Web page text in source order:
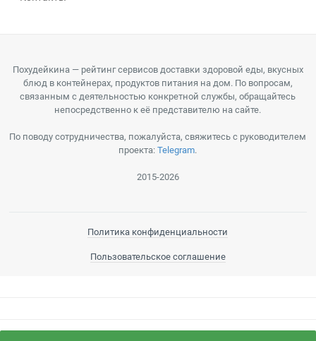
Похудейкина — рейтинг сервисов доставки здоровой еды, вкусных
блюд в контейнерах, продуктов питания на дом. По вопросам,
связанным с деятельностью конкретной службы, обращайтесь
непосредственно к её представителю на сайте.
По поводу сотрудничества, пожалуйста, свяжитесь с руководителем
проекта:Telegram.
2015-2026
Политика конфиденциальности
Пользовательское соглашение